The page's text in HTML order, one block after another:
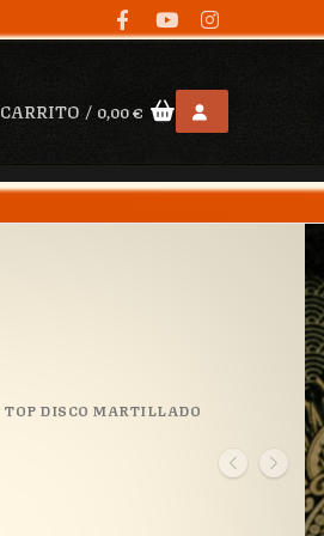
CARRITO / 0,00€
TOP DISCO MARTILLADO